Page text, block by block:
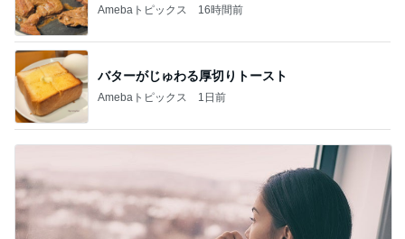
Amebaトピックス 16時間前
バターがじゅわる厚切りトースト
Amebaトピックス 1日前